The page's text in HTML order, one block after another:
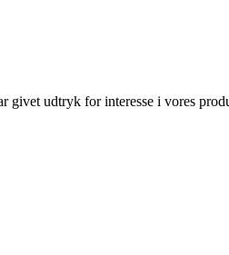
givet udtryk for interesse i vores